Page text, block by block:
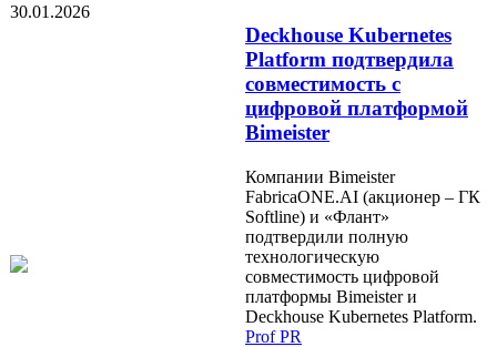
30.01.2026
Deckhouse Kubernetes
Platform подтвердила
совместимость с
цифровой платформой
Bimeister
Компании Bimeister
FabricaONE.AI (акционер – ГК
Softline) и «Флант»
подтвердили полную
технологическую
совместимость цифровой
платформы Bimeister и
Deckhouse Kubernetes Platform.
Prof PR